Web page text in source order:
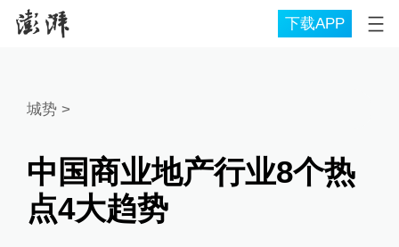
下载APP
城势>
中国商业地产行业8个热
点4大趋势